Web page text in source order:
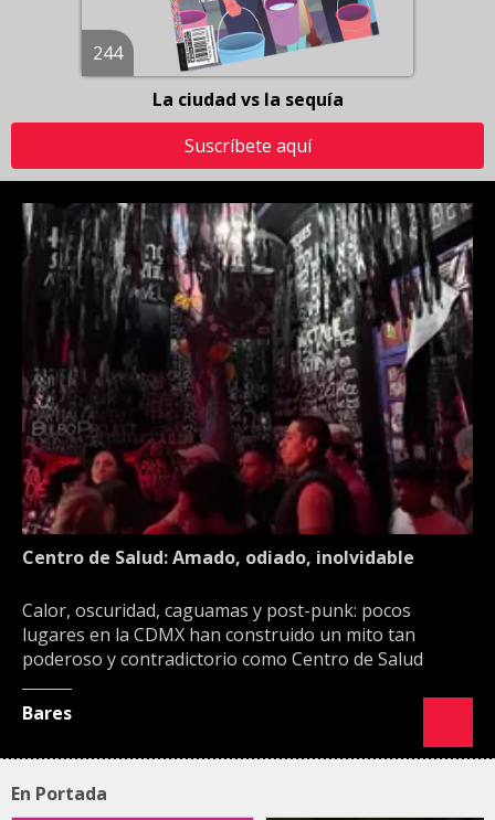
244
La ciudad vs la sequía
Suscríbete aquí
Centro de Salud: Amado, odiado, inolvidable
Calor, oscuridad, caguamas y post-punk: pocos
lugares en la CDMX han construido un mito tan
poderoso y contradictorio como Centro de Salud
Bares
En Portada